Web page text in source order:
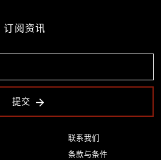
联系我们
条款与条件
订阅资讯
提交